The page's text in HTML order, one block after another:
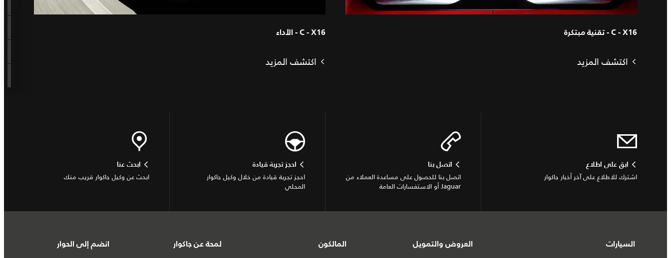
C - X16 - تقنية مبتكرة
اكتشف المزيد
C - X16 - الأداء
اكتشف المزيد
ابق على اطلاع
اشترك للاطلاع على آخر أخبار جاكوار
اتصل بنا
اتصل بنا للحصول على مساعدة العملاء من
Jaguar أو الاستفسارات العامة
احجز تجربة قيادة
احجز تجربة قيادة من خلال وكيل جاكوار
المحلي
ابحث عنا
ابحث عن وكيل جاكوار قريب منك
السيارات العروض والتمويل المالكون لمحة عن جاكوار انضم إلى الحوار